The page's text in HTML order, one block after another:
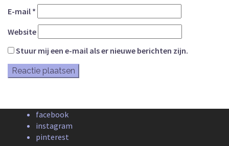
E-mail *
Website
Stuur mij een e-mail als er nieuwe berichten zijn.
facebook
instagram
pinterest